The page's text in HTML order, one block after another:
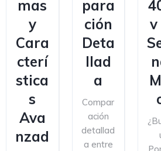
mas
y
Cara
cterí
stica
s
Ava
nzad
para
ción
Deta
llad
a
Compar
ación
detallad
a entre
v